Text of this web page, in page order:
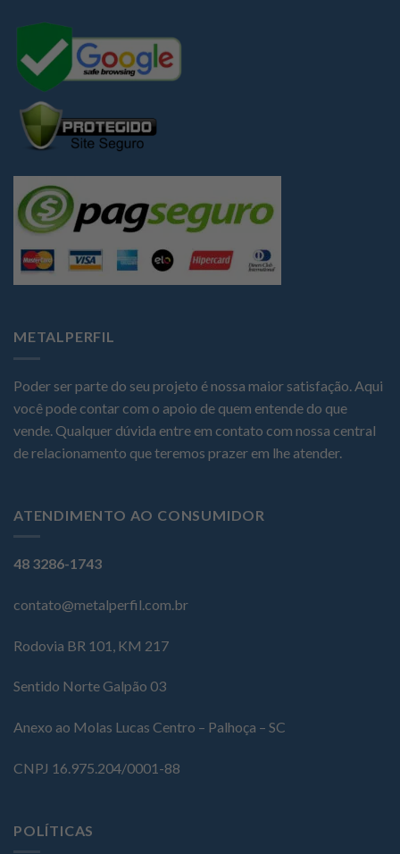
METALPERFIL
Poder ser parte do seu projeto é nossa maior satisfação. Aqui
você pode contar com o apoio de quem entende do que
vende. Qualquer dúvida entre em contato com nossa central
de relacionamento que teremos prazer em lhe atender.
ATENDIMENTO AO CONSUMIDOR
48 3286-1743
contato@metalperfil.com.br
Rodovia BR 101, KM 217
Sentido Norte Galpão 03
Anexo ao Molas Lucas Centro – Palhoça – SC
CNPJ 16.975.204/0001-88
POLÍTICAS